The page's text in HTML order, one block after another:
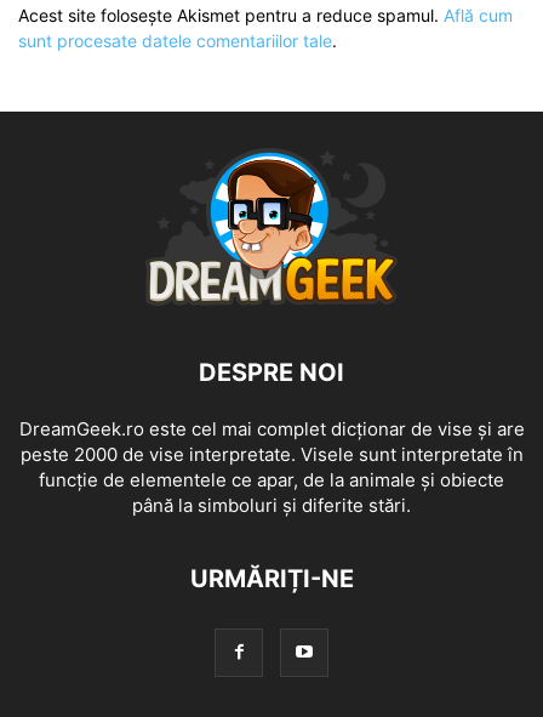
Acest site folosește Akismet pentru a reduce spamul. Află cum
sunt procesate datele comentariilor tale.
DESPRE NOI
DreamGeek.ro este cel mai complet dicționar de vise și are
peste 2000 de vise interpretate. Visele sunt interpretate în
funcție de elementele ce apar, de la animale și obiecte
până la simboluri și diferite stări.
URMĂRIȚI-NE